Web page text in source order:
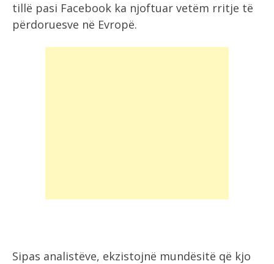
tillë pasi Facebook ka njoftuar vetëm rritje të
përdoruesve në Evropë.
Sipas analistëve, ekzistojnë mundësitë që kjo